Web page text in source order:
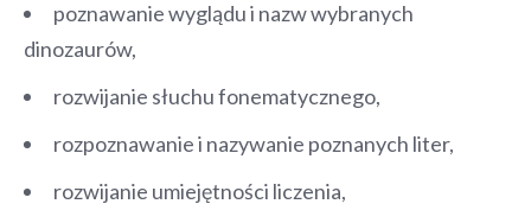
poznawanie wyglądu i nazw wybranych
dinozaurów,
rozwijanie słuchu fonematycznego,
rozpoznawanie i nazywanie poznanych liter,
rozwijanie umiejętności liczenia,